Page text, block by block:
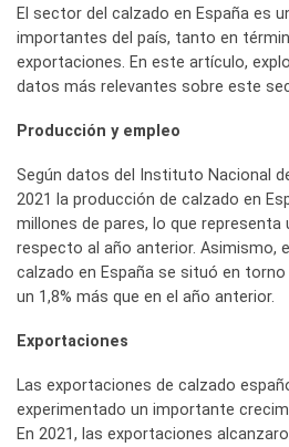
El sector del calzado en España es
importantes del país, tanto en
exportaciones. En este artículo,
datos más relevantes sobre este
Producción y empleo
Según datos del Instituto Nacional
2021 la producción de calzado en
millones de pares, lo que representa
respecto al año anterior. Asimismo,
calzado en España se situó en
un 1,8% más que en el año anterior.
Exportaciones
Las exportaciones de calzado
experimentado un importante
En 2021, las exportaciones